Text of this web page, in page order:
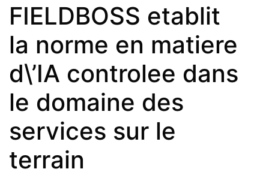
FIELDBOSS etablit
la norme en matiere
d\’IA controlee dans
le domaine des
services sur le
terrain